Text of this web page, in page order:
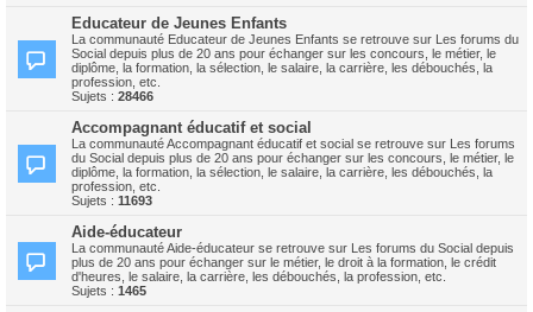
Educateur de Jeunes Enfants
La communauté Educateur de Jeunes Enfants se retrouve sur Les forums du
Social depuis plus de 20 ans pour échanger sur les concours, le métier, le
diplôme, la formation, la sélection, le salaire, la carrière, les débouchés, la
profession, etc.
Sujets : 28466
Accompagnant éducatif et social
La communauté Accompagnant éducatif et social se retrouve sur Les forums
du Social depuis plus de 20 ans pour échanger sur les concours, le métier, le
diplôme, la formation, la sélection, le salaire, la carrière, les débouchés, la
profession, etc.
Sujets : 11693
Aide-éducateur
La communauté Aide-éducateur se retrouve sur Les forums du Social depuis
plus de 20 ans pour échanger sur le métier, le droit à la formation, le crédit
d'heures, le salaire, la carrière, les débouchés, la profession, etc.
Sujets : 1465